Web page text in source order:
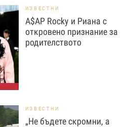
ИЗВЕСТНИ
A$AP Rocky и Риана с
откровено признание за
родителството
ИЗВЕСТНИ
„Не бъдете скромни, а